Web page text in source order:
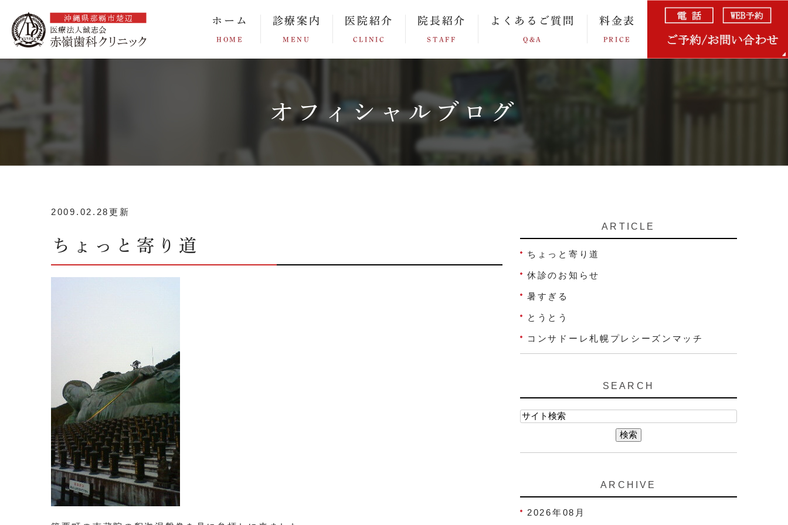
ホーム
HOME
診療案内
MENU
医院紹介
CLINIC
院長紹介
STAFF
よくあるご質問
Q&A
料金表
PRICE
オフィシャルブログ
2009.02.28更新
ちょっと寄り道
ARTICLE
ちょっと寄り道
休診のお知らせ
暑すぎる
とうとう
コンサドーレ札幌プレシーズンマッチ
SEARCH
ARCHIVE
2026年08月